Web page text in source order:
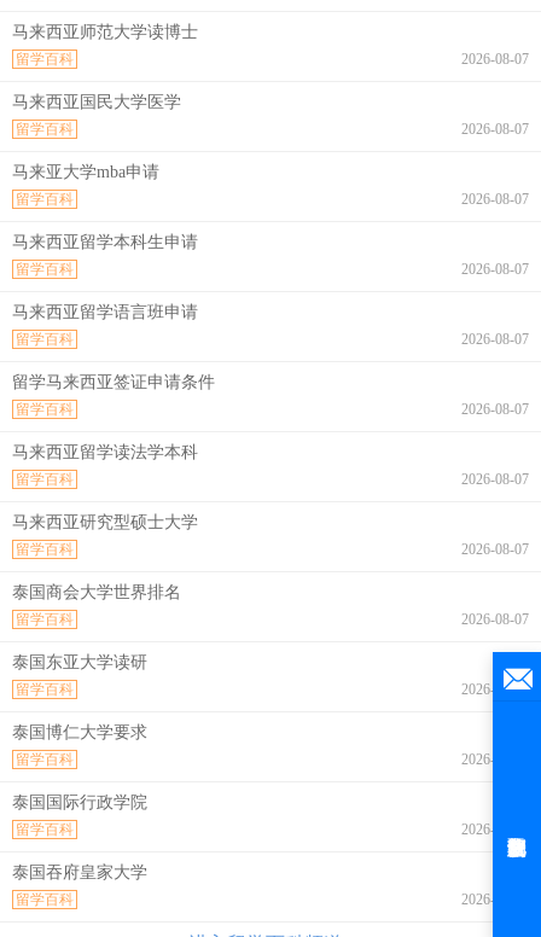
马来西亚师范大学读博士
2026-08-07
留学百科
马来西亚国民大学医学
2026-08-07
留学百科
马来亚大学mba申请
2026-08-07
留学百科
马来西亚留学本科生申请
2026-08-07
留学百科
马来西亚留学语言班申请
2026-08-07
留学百科
留学马来西亚签证申请条件
2026-08-07
留学百科
马来西亚留学读法学本科
2026-08-07
留学百科
马来西亚研究型硕士大学
2026-08-07
留学百科
泰国商会大学世界排名
2026-08-07
留学百科
泰国东亚大学读研
2026-08-07
留学百科
泰国博仁大学要求
2026-08-07
留学百科
泰国国际行政学院
2026-08-07
留学百科
泰国吞府皇家大学
2026-08-07
留学百科